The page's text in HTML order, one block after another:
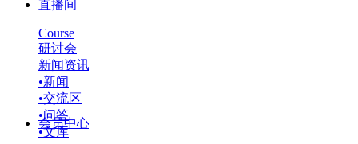
直播间
Course
研讨会
新闻资讯
•新闻
•交流区
•问答
•文库
会员中心